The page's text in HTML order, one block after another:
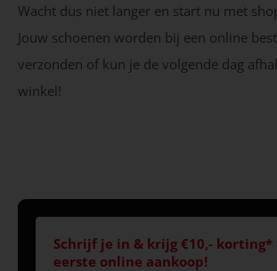
Wacht dus niet langer en start nu met
Jouw schoenen worden bij een online
verzonden of kun je de volgende dag
winkel!
Schrijf je in & krijg €10,- korting*
eerste online aankoop!